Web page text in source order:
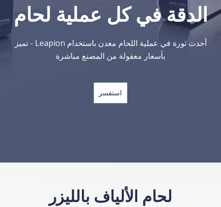
الدقة في كل عملية لحام
أحدث ثورة في عملية اللحام معدن باستخدام Leapion - تميز
بأسعار معقولة من المصنع مباشرة
استفسر
لحام الألياف بالليزر